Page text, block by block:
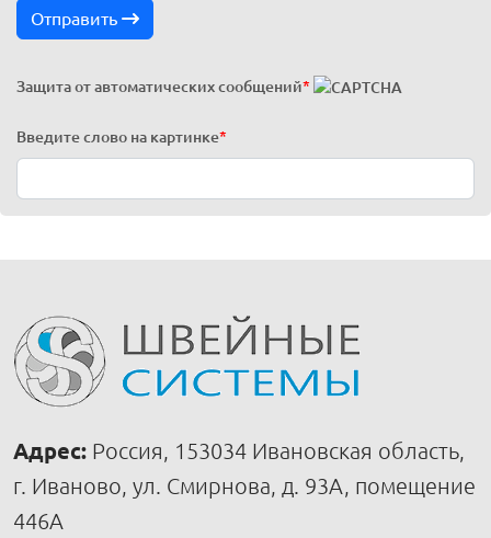
Отправить
Защита от автоматических сообщений*
Введите слово на картинке*
Адрес: Россия, 153034 Ивановская область,
г. Иваново, ул. Смирнова, д. 93А, помещение
446А